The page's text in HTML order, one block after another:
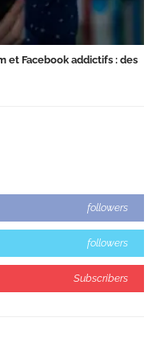
et Facebook addictifs : des
followers
followers
Subscribers